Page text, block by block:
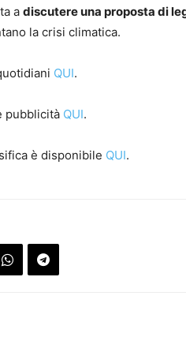
a discutere una proposta di
la crisi climatica.
QUI.
pubblicità QUI.
è disponibile QUI.